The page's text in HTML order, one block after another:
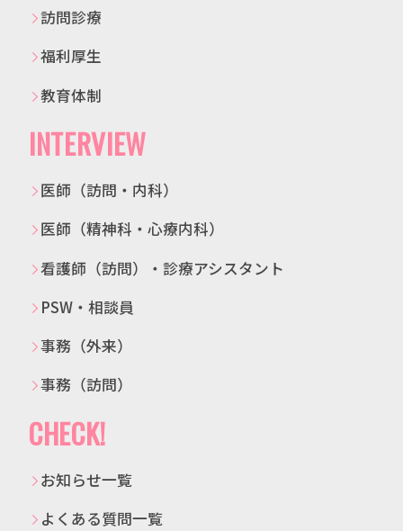
訪問診療
福利厚生
教育体制
INTERVIEW
医師（訪問・内科）
医師（精神科・心療内科）
看護師（訪問）・診療アシスタント
PSW・相談員
事務（外来）
事務（訪問）
CHECK!
お知らせ一覧
よくある質問一覧